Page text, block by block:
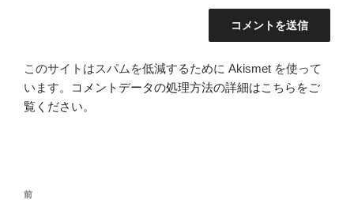
このサイトはスパムを低減するために Akismet を使って
います。
コメントデータの処理方法の詳細はこちらをご
覧ください。
投
前
前